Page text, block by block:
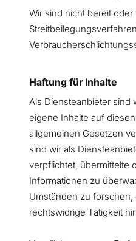
Wir sind nicht bereit oder
Haftung für Inhalte
Als Diensteanbieter sind
eigene Inhalte auf
allgemeinen Gesetzen
sind wir als
verpflichtet, übermittelte
Informationen zu
Umständen zu forschen,
rechtswidrige Tätigkeit